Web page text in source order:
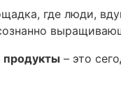
где люди,
продукты – это